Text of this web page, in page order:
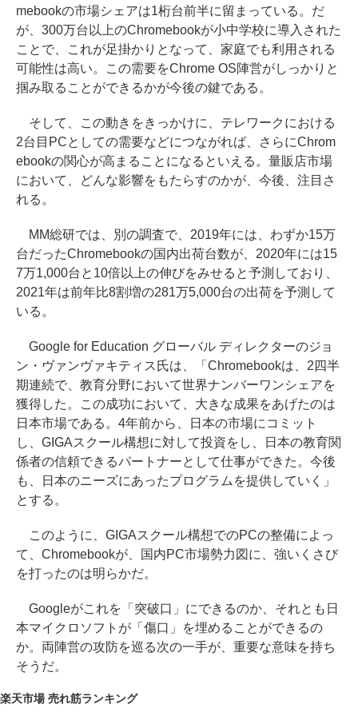
mebookの市場シェアは1桁台前半に留まっている。だ
が、300万台以上のChromebookが小中学校に導入された
ことで、これが足掛かりとなって、家庭でも利用される
可能性は高い。この需要をChrome OS陣営がしっかりと
掴み取ることができるかが今後の鍵である。
そして、この動きをきっかけに、テレワークにおける
2台目PCとしての需要などにつながれば、さらにChrom
ebookの関心が高まることになるといえる。量販店市場
において、どんな影響をもたらすのかが、今後、注目さ
れる。
MM総研では、別の調査で、2019年には、わずか15万
台だったChromebookの国内出荷台数が、2020年には15
7万1,000台と10倍以上の伸びをみせると予測しており、
2021年は前年比8割増の281万5,000台の出荷を予測して
いる。
Google for Education グローバル ディレクターのジョ
ン・ヴァンヴァキティス氏は、「Chromebookは、2四半
期連続で、教育分野において世界ナンバーワンシェアを
獲得した。この成功において、大きな成果をあげたのは
日本市場である。4年前から、日本の市場にコミット
し、GIGAスクール構想に対して投資をし、日本の教育関
係者の信頼できるパートナーとして仕事ができた。今後
も、日本のニーズにあったプログラムを提供していく」
とする。
このように、GIGAスクール構想でのPCの整備によっ
て、Chromebookが、国内PC市場勢力図に、強いくさび
を打ったのは明らかだ。
Googleがこれを「突破口」にできるのか、それとも日
本マイクロソフトが「傷口」を埋めることができるの
か。両陣営の攻防を巡る次の一手が、重要な意味を持ち
そうだ。
楽天市場 売れ筋ランキング